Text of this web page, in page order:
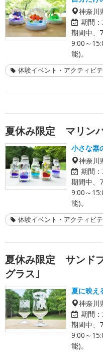
神奈川
期間：
期間中、
9:00～
能)。
体験イベント・アクティビ
夏休み限定 マリン
小さな器
神奈川
期間：
期間中、
9:00～
能)。
体験イベント・アクティビ
夏休み限定 サンド
グラス｣
夏に映え
神奈川
期間：
期間中、
9:00～
能)。